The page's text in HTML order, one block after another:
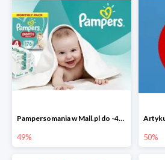
Pampersomania w Mall.pl do -49%
49% 50%